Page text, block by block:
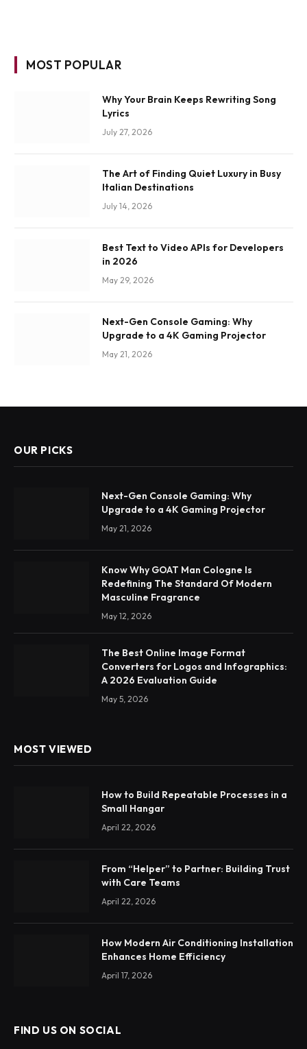
MOST POPULAR
Why Your Brain Keeps Rewriting Song
Lyrics
July 27, 2026
The Art of Finding Quiet Luxury in Busy
Italian Destinations
July 14, 2026
Best Text to Video APIs for Developers
in 2026
May 29, 2026
Next-Gen Console Gaming: Why
Upgrade to a 4K Gaming Projector
May 21, 2026
OUR PICKS
Next-Gen Console Gaming: Why
Upgrade to a 4K Gaming Projector
May 21, 2026
Know Why GOAT Man Cologne Is
Redefining The Standard Of Modern
Masculine Fragrance
May 12, 2026
The Best Online Image Format
Converters for Logos and Infographics:
A 2026 Evaluation Guide
May 5, 2026
MOST VIEWED
How to Build Repeatable Processes in a
Small Hangar
April 22, 2026
From “Helper” to Partner: Building Trust
with Care Teams
April 22, 2026
How Modern Air Conditioning Installation
Enhances Home Efficiency
April 17, 2026
FIND US ON SOCIAL